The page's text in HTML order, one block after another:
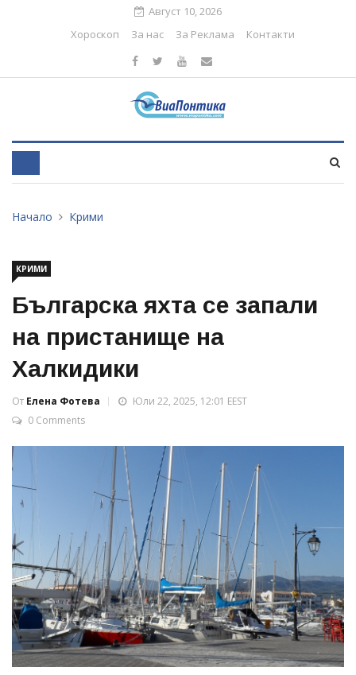
Август 10, 2026
Хороскоп
За нас За Реклама Контакти
Начало Крими
КРИМИ
Българска яхта се запали
на пристанище на
Халкидики
От Елена Фотева
Юли 22, 2025, 12:01 EEST
0 Comments